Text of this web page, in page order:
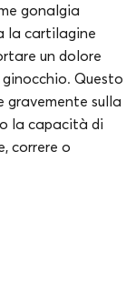
gonalgia
la cartilagine
un dolore
Questo
sulla
la capacità di
correre o